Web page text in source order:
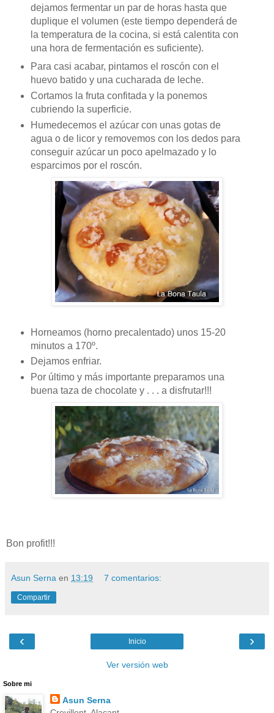
dejamos fermentar un par de horas hasta que
duplique el volumen (este tiempo dependerá de
la temperatura de la cocina, si está calentita con
una hora de fermentación es suficiente).
Para casi acabar, pintamos el roscón con el
huevo batido y una cucharada de leche.
Cortamos la fruta confitada y la ponemos
cubriendo la superficie.
Humedecemos el azúcar con unas gotas de
agua o de licor y removemos con los dedos para
conseguir azúcar un poco apelmazado y lo
esparcimos por el roscón.
Horneamos (horno precalentado) unos 15-20
minutos a 170º.
Dejamos enfriar.
Por último y más importante preparamos una
buena taza de chocolate y . . . a disfrutar!!!
Bon profit!!!
Asun Serna en 13:19 7 comentarios:
Compartir
‹ ›
Inicio
Ver versión web
Sobre mi
Asun Serna